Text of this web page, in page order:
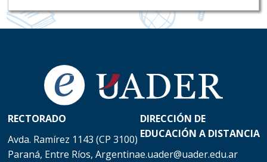
RECTORADO
Avda. Ramírez 1143 (CP 3100)
Paraná, Entre Ríos, Argentina
DIRECCIÓN DE
EDUCACIÓN A DISTANCIA
e.uader@uader.edu.ar